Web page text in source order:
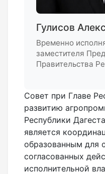
Гулисов
Временно
заместителя
Правительства
Совет при Главе
развитию
Республики
является
образованным для
согласованных
исполнительной